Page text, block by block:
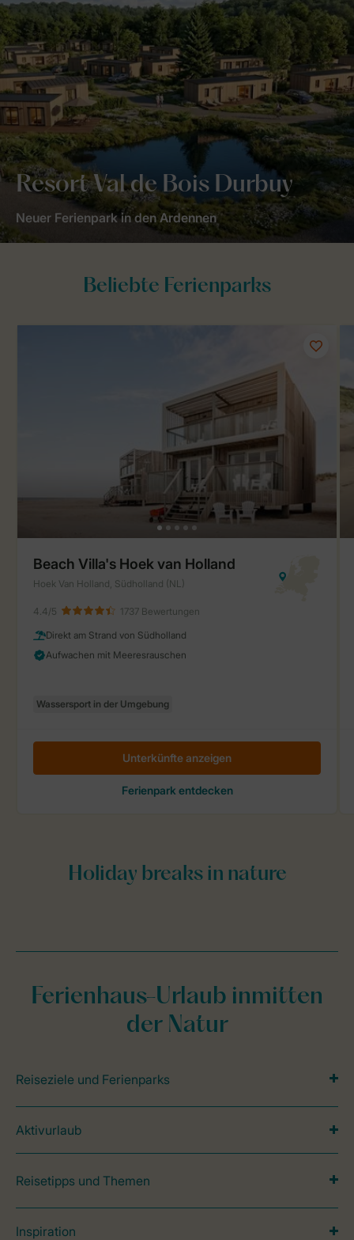
Resort Val de Bois Durbuy
Neuer Ferienpark in den Ardennen
Ferienhaus-Urlaub inmitten
der Natur
Reiseziele und Ferienparks
Aktivurlaub
Reisetipps und Themen
Inspiration